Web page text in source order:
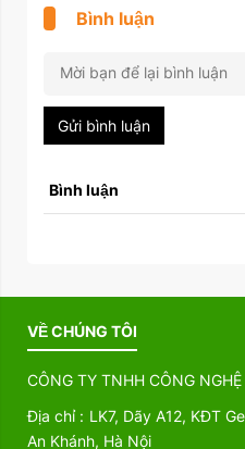
Bình luận
Gửi bình luận
Bình luận
VỀ CHÚNG TÔI
CÔNG TY TNHH CÔNG NGHỆ
Địa chỉ : LK7, Dãy A12, KĐT
An Khánh, Hà Nội